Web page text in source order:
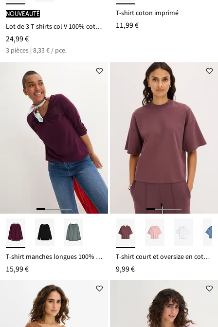
Nouveauté
Lot de 3 T-shirts col V 100% coton
24,99 €
3 pièces | 8,33 € / pce.
T-shirt coton imprimé
11,99 €
T-shirt manches longues 100% coton, finitions élastiquées
15,99 €
T-shirt court et oversize en coton épais
9,99 €